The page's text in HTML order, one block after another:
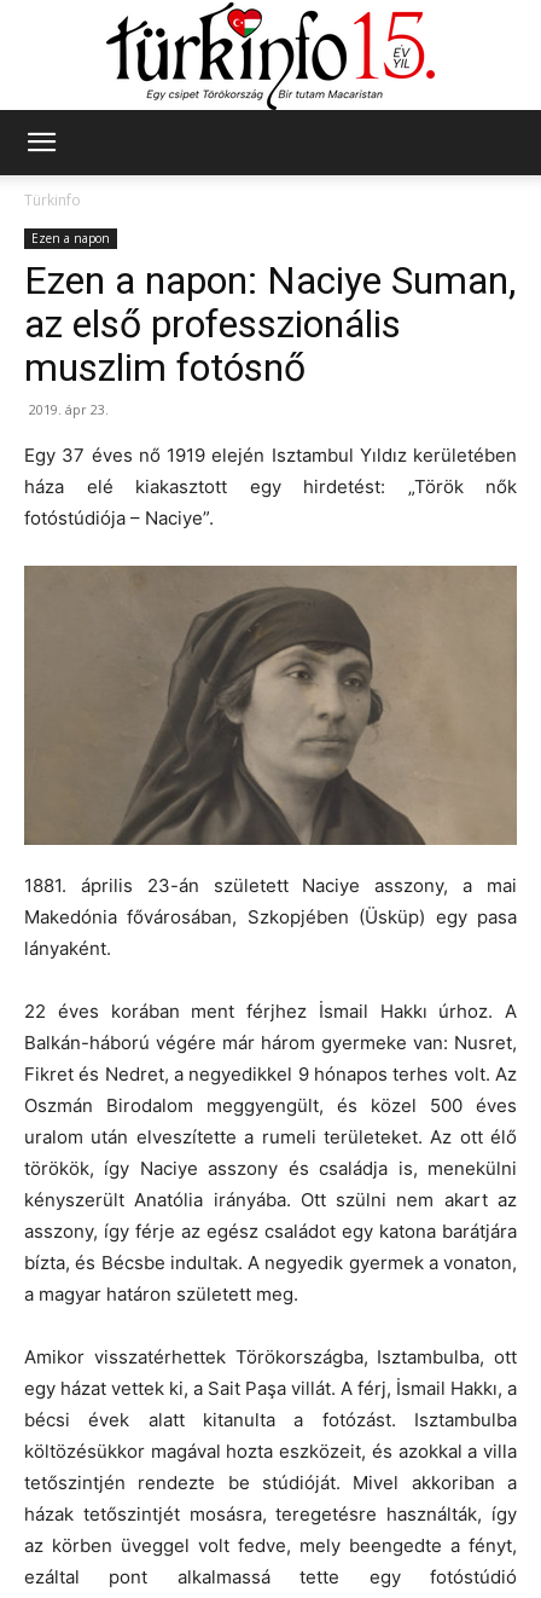
Türkinfo
Ezen a napon
Ezen a napon: Naciye Suman,
az első professzionális
muszlim fotósnő
2019. ápr 23.
Egy 37 éves nő 1919 elején Isztambul Yıldız kerületében
háza elé kiakasztott egy hirdetést: „Török nők
fotóstúdiója – Naciye”.
1881. április 23-án született Naciye asszony, a mai
Makedónia fővárosában, Szkopjében (Üsküp) egy pasa
lányaként.
22 éves korában ment férjhez İsmail Hakkı úrhoz. A
Balkán-háború végére már három gyermeke van: Nusret,
Fikret és Nedret, a negyedikkel 9 hónapos terhes volt. Az
Oszmán Birodalom meggyengült, és közel 500 éves
uralom után elveszítette a rumeli területeket. Az ott élő
törökök, így Naciye asszony és családja is, menekülni
kényszerült Anatólia irányába. Ott szülni nem akart az
asszony, így férje az egész családot egy katona barátjára
bízta, és Bécsbe indultak. A negyedik gyermek a vonaton,
a magyar határon született meg.
Amikor visszatérhettek Törökországba, Isztambulba, ott
egy házat vettek ki, a Sait Paşa villát. A férj, İsmail Hakkı, a
bécsi évek alatt kitanulta a fotózást. Isztambulba
költözésükkor magával hozta eszközeit, és azokkal a villa
tetőszintjén rendezte be stúdióját. Mivel akkoriban a
házak tetőszintjét mosásra, teregetésre használták, így
az körben üveggel volt fedve, mely beengedte a fényt,
ezáltal pont alkalmassá tette egy fotóstúdió